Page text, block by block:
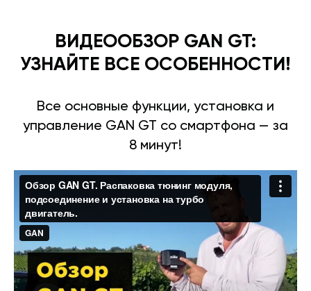
ВИДЕООБЗОР GAN GT:
УЗНАЙТЕ ВСЕ ОСОБЕННОСТИ!
Все основные функции, установка и
управление GAN GT со смартфона — за
8 минут!